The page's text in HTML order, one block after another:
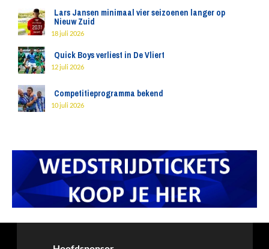
Lars Jansen minimaal vier seizoenen langer op
Nieuw Zuid
18 juli 2026
Quick Boys verliest in De Vliert
12 juli 2026
Competitieprogramma bekend
10 juli 2026